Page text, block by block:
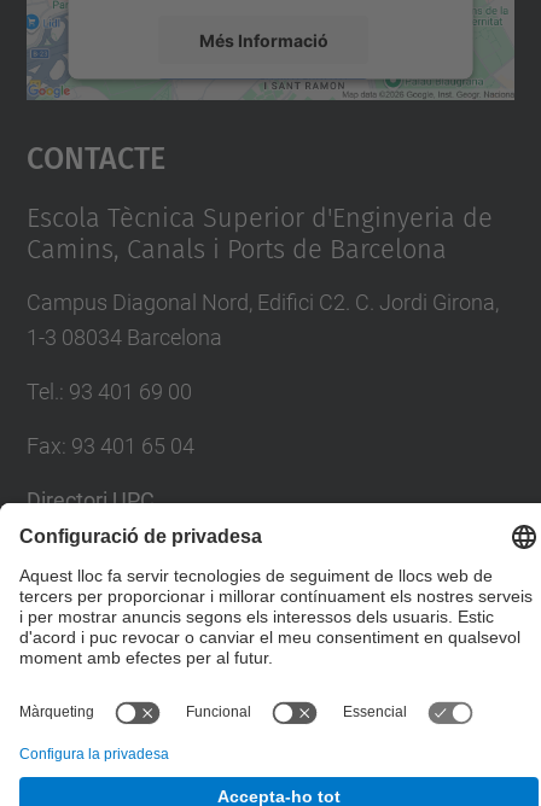
Més Informació
Accepta
powered by
Contacte
Escola Tècnica Superior d'Enginyeria de
Camins, Canals i Ports de Barcelona
Campus Diagonal Nord, Edifici C2. C. Jordi Girona,
1-3 08034 Barcelona
Tel.: 93 401 69 00
Fax: 93 401 65 04
Directori UPC
Formulari de contacte
Canals i Ports de Barcelona
Desenvolupat amb